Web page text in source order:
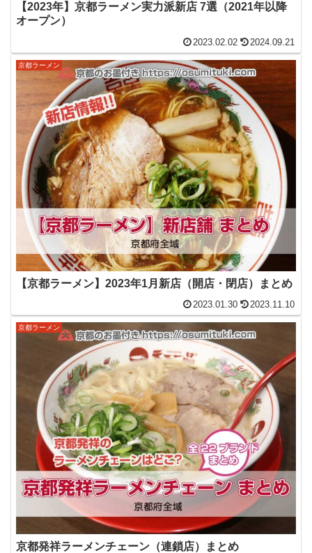
【2023年】京都ラーメン実力派新店 7選（2021年以降
オープン）
2023.02.02 2024.09.21
京都ラーメン
【京都ラーメン】2023年1月新店（開店・閉店）まとめ
2023.01.30 2023.11.10
京都ラーメン
京都発祥ラーメンチェーン（連鎖店）まとめ